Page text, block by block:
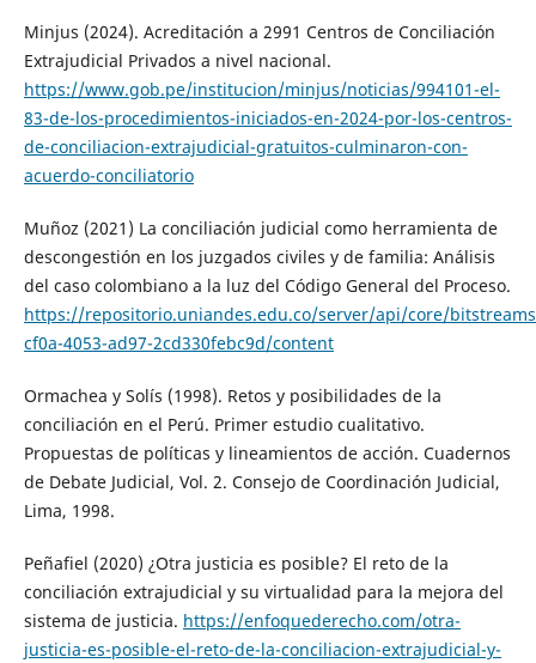
Minjus (2024). Acreditación a 2991 Centros de Conciliación
Extrajudicial Privados a nivel nacional.
https://www.gob.pe/institucion/minjus/noticias/994101-el-
83-de-los-procedimientos-iniciados-en-2024-por-los-centros-
de-conciliacion-extrajudicial-gratuitos-culminaron-con-
acuerdo-conciliatorio
Muñoz (2021) La conciliación judicial como herramienta de
descongestión en los juzgados civiles y de familia: Análisis
del caso colombiano a la luz del Código General del Proceso.
https://repositorio.uniandes.edu.co/server/api/core/
cf0a-4053-ad97-2cd330febc9d/content
Ormachea y Solís (1998). Retos y posibilidades de la
conciliación en el Perú. Primer estudio cualitativo.
Propuestas de políticas y lineamientos de acción. Cuadernos
de Debate Judicial, Vol. 2. Consejo de Coordinación Judicial,
Lima, 1998.
Peñafiel (2020) ¿Otra justicia es posible? El reto de la
conciliación extrajudicial y su virtualidad para la mejora del
sistema de justicia. https://enfoquederecho.com/otra-
justicia-es-posible-el-reto-de-la-conciliacion-extrajudicial-y-